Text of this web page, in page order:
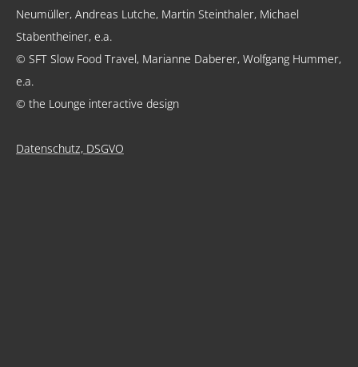
Neumüller, Andreas Lutche, Martin Steinthaler, Michael
Stabentheiner, e.a.
© SFT Slow Food Travel, Marianne Daberer, Wolfgang Hummer,
e.a.
© the Lounge interactive design
Datenschutz, DSGVO